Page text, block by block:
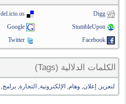
Digg
del.icio.us
StumbleUpon
Google
Facebook
Twitter
الكلمات الدلالية (Tags)
لتعزيز , إعلان, وهام, الإلكترونية, التجارة,برامج,